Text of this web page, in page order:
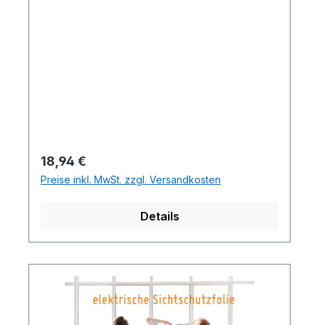
Regulärer Preis:
18,94 €
Preise inkl. MwSt. zzgl. Versandkosten
Details